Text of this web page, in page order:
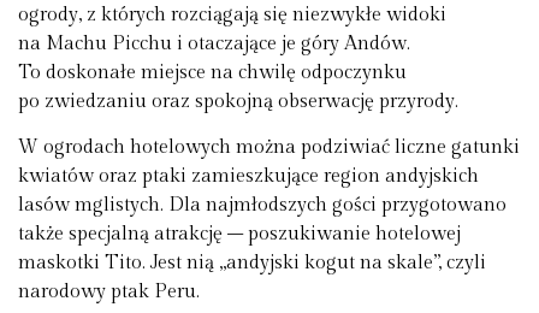
ogrody, z których rozciągają się niezwykłe widoki
na Machu Picchu i otaczające je góry Andów.
To doskonałe miejsce na chwilę odpoczynku
po zwiedzaniu oraz spokojną obserwację przyrody.
W ogrodach hotelowych można podziwiać liczne gatunki
kwiatów oraz ptaki zamieszkujące region andyjskich
lasów mglistych. Dla najmłodszych gości przygotowano
także specjalną atrakcję – poszukiwanie hotelowej
maskotki Tito. Jest nią „andyjski kogut na skale”, czyli
narodowy ptak Peru.